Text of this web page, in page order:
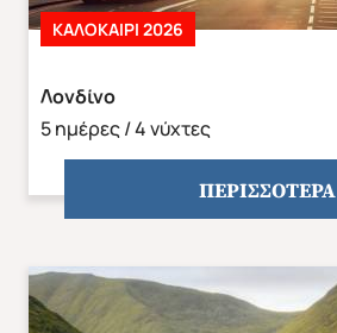
Λονδίνο
5 ημέρες / 4 νύχτες
ΚΑΛΟΚΑΊΡΙ 2026
ΠΕΡΙΣΣΟΤΕΡΑ